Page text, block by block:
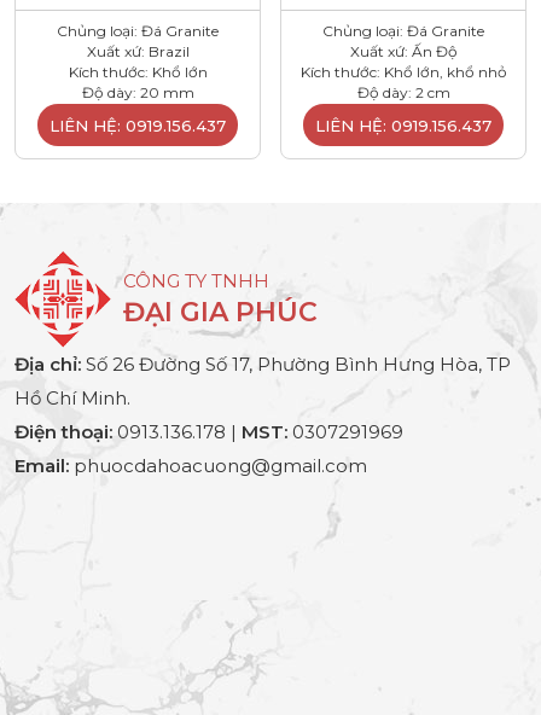
Chủng loại: Đá Granite
Xuất xứ: Brazil
Kích thước: Khổ lớn
Độ dày: 20 mm
LIÊN HỆ: 0919.156.437
Chủng loại: Đá Granite
Xuất xứ: Ấn Độ
Kích thước: Khổ lớn, khổ nhỏ
Độ dày: 2 cm
LIÊN HỆ: 0919.156.437
CÔNG TY TNHH
ĐẠI GIA PHÚC
Địa chỉ: Số 26 Đường Số 17, Phường Bình Hưng Hòa, TP
Hồ Chí Minh.
Điện thoại: 0913.136.178 | MST: 0307291969
Email: phuocdahoacuong@gmail.com